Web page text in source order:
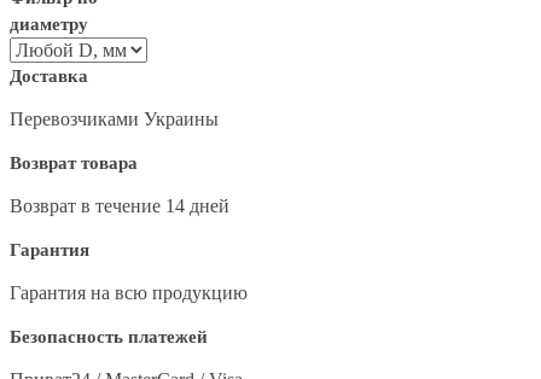
диаметру
Доставка
Перевозчиками Украины
Возврат товара
Возврат в течение 14 дней
Гарантия
Гарантия на всю продукцию
Безопасность платежей